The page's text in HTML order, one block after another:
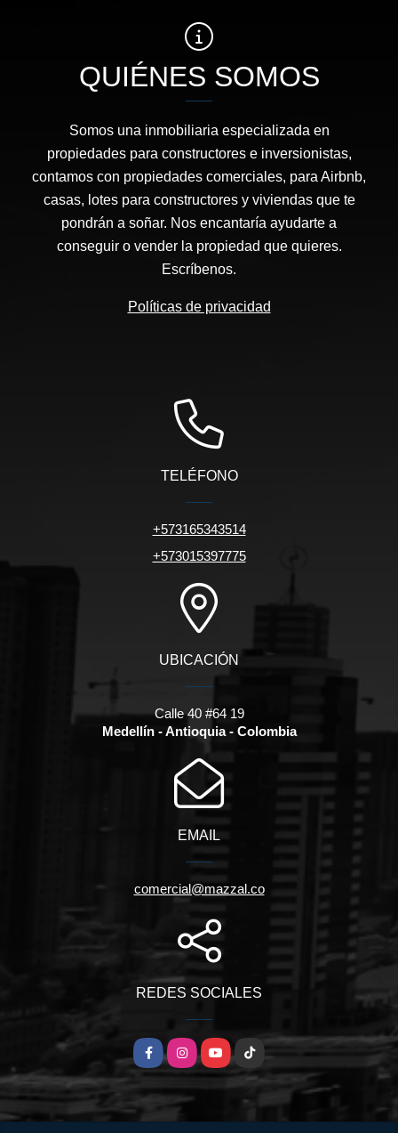
QUIÉNES SOMOS
Somos una inmobiliaria especializada en
propiedades para constructores e inversionistas,
contamos con propiedades comerciales, para Airbnb,
casas, lotes para constructores y viviendas que te
pondrán a soñar. Nos encantaría ayudarte a
conseguir o vender la propiedad que quieres.
Escríbenos.
Políticas de privacidad
TELÉFONO
+573165343514
+573015397775
UBICACIÓN
Calle 40 #64 19
Medellín - Antioquia - Colombia
EMAIL
comercial@mazzal.co
REDES SOCIALES
FacebookInstagramYouTube
TikTok